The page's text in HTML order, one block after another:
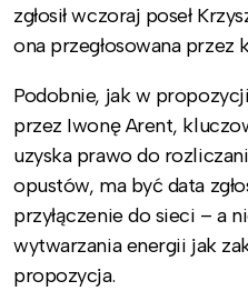
zgłosił wczoraj poseł
ona przegłosowana przez
Podobnie, jak w
przez Iwonę Arent,
uzyska prawo do
opustów, ma być data
przyłączenie do sieci – a
wytwarzania energii jak
propozycja.